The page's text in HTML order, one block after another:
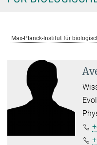
Max-Planck-Institut für